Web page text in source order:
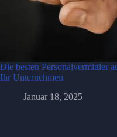
Die besten Personalvermittler
Ihr Unternehmen
Januar 18, 2025